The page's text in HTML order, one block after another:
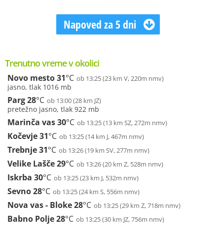
Napoved za 5 dni
Trenutno vreme v okolici
Novo mesto31°C ob 13:25 (23 km V, 220m nmv)
jasno, tlak 1016 mb
Parg28°C ob 13:00 (28 km JZ)
pretežno jasno, tlak 922 mb
Marinča vas30°C ob 13:25 (13 km SZ, 272m nmv)
Kočevje31°C ob 13:25 (14 km J, 467m nmv)
Trebnje31°C ob 13:26 (19 km SV, 277m nmv)
Velike Lašče29°C ob 13:26 (20 km Z, 528m nmv)
Iskrba 30°C ob 13:25 (23 km J, 532m nmv)
Sevno28°C ob 13:25 (24 km S, 556m nmv)
Nova vas - Bloke28°C ob 13:25 (29 km Z, 718m nmv)
Babno Polje28°C ob 13:25 (30 km JZ, 756m nmv)